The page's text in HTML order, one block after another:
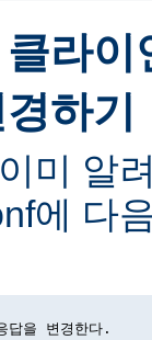
라
하기
미 알
에 다
답을 변경한다.